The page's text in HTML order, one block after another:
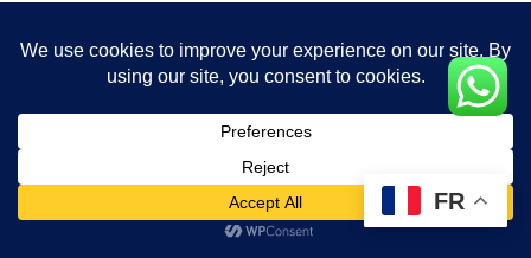
avec un couvercle une dizaine de gousses d’ail finement hachées, un
gros oignon coupé en tranches très fines, 10 cuillères à soupe de miel.
Depuis des siècles, ce sirop est un remède efficace pour faire passer
un rhume ou une toux persistante.
L’ail tueur de bactéries
L’ail est formidable pour les problèmes intestinaux comme la dysenterie,
FR